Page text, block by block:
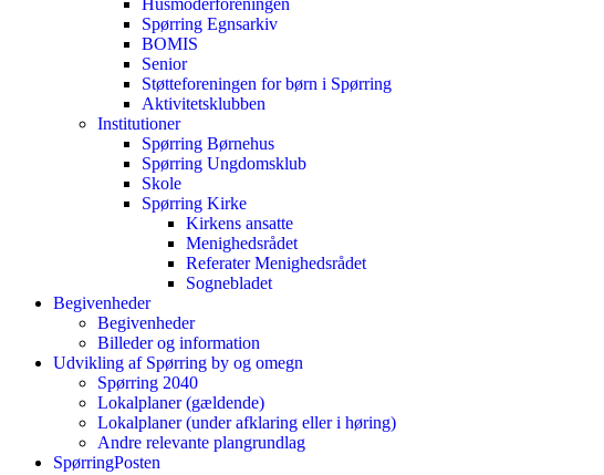
Husmoderforeningen
Spørring Egnsarkiv
BOMIS
Senior
Støtteforeningen for børn i Spørring
Aktivitetsklubben
Institutioner
Spørring Børnehus
Spørring Ungdomsklub
Skole
Spørring Kirke
Kirkens ansatte
Menighedsrådet
Referater Menighedsrådet
Sognebladet
Begivenheder
Begivenheder
Billeder og information
Udvikling af Spørring by og omegn
Spørring 2040
Lokalplaner (gældende)
Lokalplaner (under afklaring eller i høring)
Andre relevante plangrundlag
SpørringPosten